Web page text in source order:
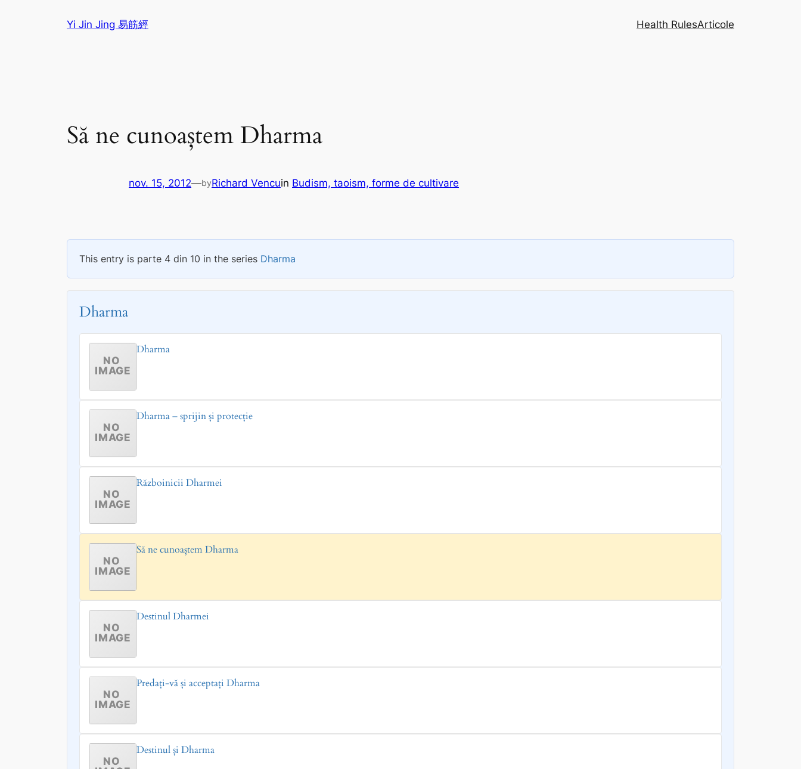
Yi Jin Jing 易筋經 Health RulesArticole
Să ne cunoaștem Dharma
nov. 15, 2012—byRichard Vencuin Budism, taoism, forme de cultivare
This entry is parte 4 din 10 in the series Dharma
Dharma
Dharma
Dharma – sprijin și protecție
Războinicii Dharmei
Să ne cunoaștem Dharma
Destinul Dharmei
Predați-vă și acceptați Dharma
Destinul și Dharma